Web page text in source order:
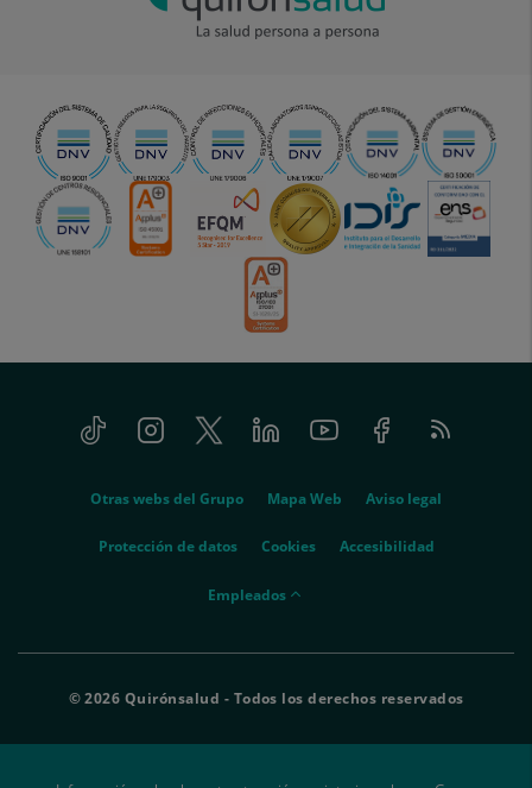
Tiktok InstagramTwitter LinkedinYoutube FacebookFeed
RSS
Otras webs del Grupo Mapa Web Aviso legal
Protección de datos Cookies Accesibilidad
empleados
Empleados
© 2026 Quirónsalud - Todos los derechos reservados